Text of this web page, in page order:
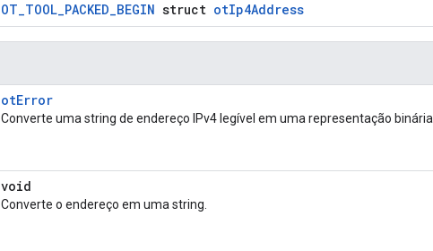
OT_TOOL_PACKED_BEGIN struct otIp4Address
otError
Converte uma string de endereço IPv4 legível em uma representação binária.
void
Converte o endereço em uma string.